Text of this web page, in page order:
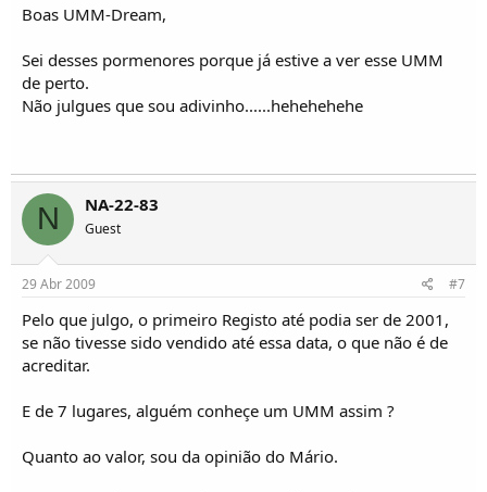
Boas UMM-Dream,
Sei desses pormenores porque já estive a ver esse UMM
de perto.
Não julgues que sou adivinho......hehehehehe
N NA-22-83
Guest
29 Abr 2009 #7
Pelo que julgo, o primeiro Registo até podia ser de 2001,
se não tivesse sido vendido até essa data, o que não é de
acreditar.
E de 7 lugares, alguém conheçe um UMM assim ?
Quanto ao valor, sou da opinião do Mário.